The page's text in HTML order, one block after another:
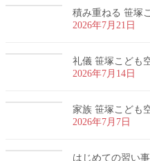
積み重ねる 笹塚
2026年7月21日
礼儀 笹塚こども
2026年7月14日
家族 笹塚こども
2026年7月7日
はじめての習い